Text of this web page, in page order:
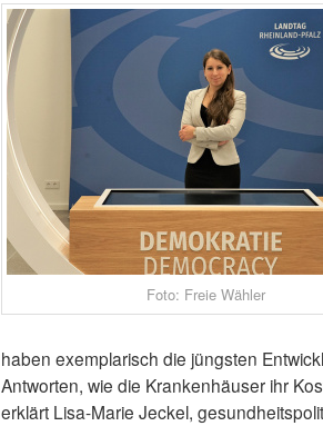
Foto: Freie Wähler
haben exemplarisch die jüngsten
Antworten, wie die Krankenhäuser ihr
erklärt Lisa-Marie Jeckel,